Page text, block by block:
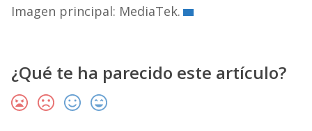
Imagen principal: MediaTek.
¿Qué te ha parecido este artículo?